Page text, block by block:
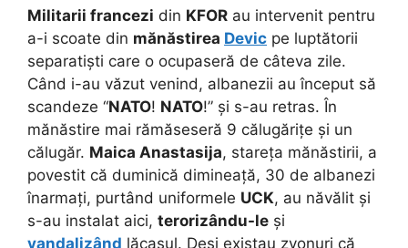
Militarii francezi din KFOR au intervenit pentru
a-i scoate din mănăstirea Devic pe luptătorii
separatiști care o ocupaseră de câteva zile.
Când i-au văzut venind, albanezii au început să
scandeze “NATO! NATO!” și s-au retras. În
mănăstire mai rămăseseră 9 călugărițe și un
călugăr. Maica Anastasija, stareța mănăstirii, a
povestit că duminică dimineață, 30 de albanezi
înarmați, purtând uniformele UCK, au năvălit și
s-au instalat aici, terorizându-le și
vandalizând lăcașul. Deși existau zvonuri că